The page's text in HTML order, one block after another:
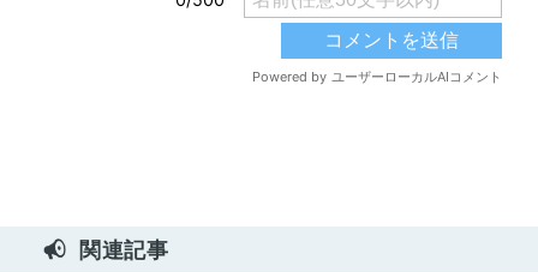
関連記事